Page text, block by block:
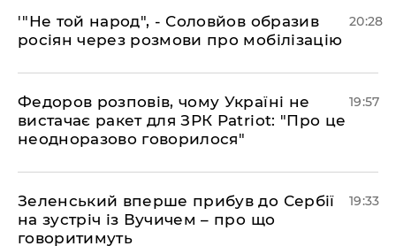
​'"Не той народ", - Соловйов образив
росіян через розмови про мобілізацію
20:28
​Федоров розповів, чому Україні не
вистачає ракет для ЗРК Patriot: "Про це
неодноразово говорилося"
19:57
​Зеленський вперше прибув до Сербії
на зустріч із Вучичем – про що
говоритимуть
19:33